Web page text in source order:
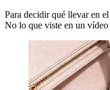
Para decidir qué llevar en
No lo que viste en un